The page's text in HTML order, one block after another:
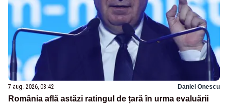
7 aug. 2026, 08:42 Daniel Onescu
România află astăzi ratingul de țară în urma evaluării